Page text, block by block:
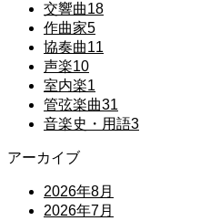
交響曲18
作曲家5
協奏曲11
声楽10
室内楽1
管弦楽曲31
音楽史・用語3
アーカイブ
2026年8月
2026年7月